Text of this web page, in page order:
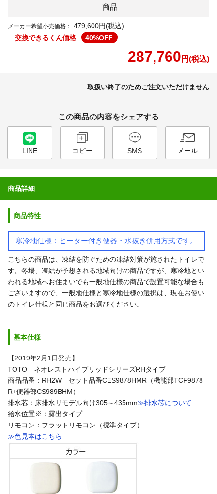
商品
メーカー希望小売価格：
479,600円(税込)
交換できるくん価格
40%OFF
287,760 円(税込)
取扱い終了のためご注文いただけません
この商品の内容をシェアする
LINE コピー SMS メール
商品詳細
商品特性
寒冷地仕様：ヒーター付き便器・水抜き併用方式です。
こちらの商品は、凍結を防ぐための凍結対策が施されたトイレで
す。冬場、凍結が予想される地域向けの商品ですが、寒冷地とい
われる地域へお住まいでも一般地仕様の商品で設置可能な場合も
ございますので、一般地仕様と寒冷地仕様の選択は、現在お使い
のトイレ仕様と同じ商品をお選びください。
基本仕様
【2019年2月1日発売】
TOTO ネオレストハイブリッドシリーズRHタイプ
商品品番：RH2W セット品番CES9878HMR（機能部TCF9878
R+便器部CS989BHM）
排水芯：床排水リモデル向け305～435mm≫排水芯について
給水位置※：露出タイプ
リモコン：フラットリモコン（標準タイプ）
≫色見本はこちら